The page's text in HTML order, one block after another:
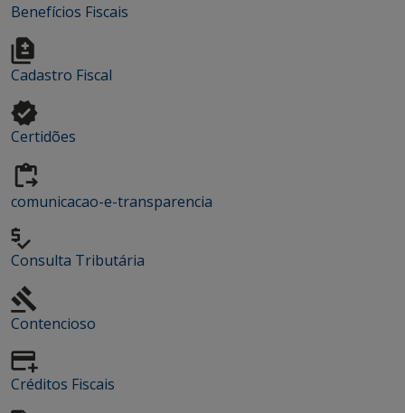
Benefícios Fiscais
Cadastro Fiscal
Certidões
comunicacao-e-transparencia
Consulta Tributária
Contencioso
Créditos Fiscais